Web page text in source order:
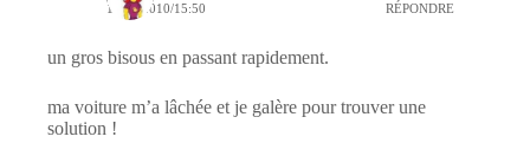
17/09/2010/15:50 RÉPONDRE
un gros bisous en passant rapidement.
ma voiture m’a lâchée et je galère pour trouver une
solution !